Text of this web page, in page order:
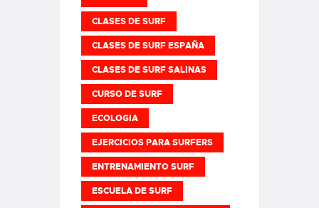
CLASES DE SURF
CLASES DE SURF ESPAÑA
CLASES DE SURF SALINAS
CURSO DE SURF
ECOLOGIA
EJERCICIOS PARA SURFERS
ENTRENAMIENTO SURF
ESCUELA DE SURF